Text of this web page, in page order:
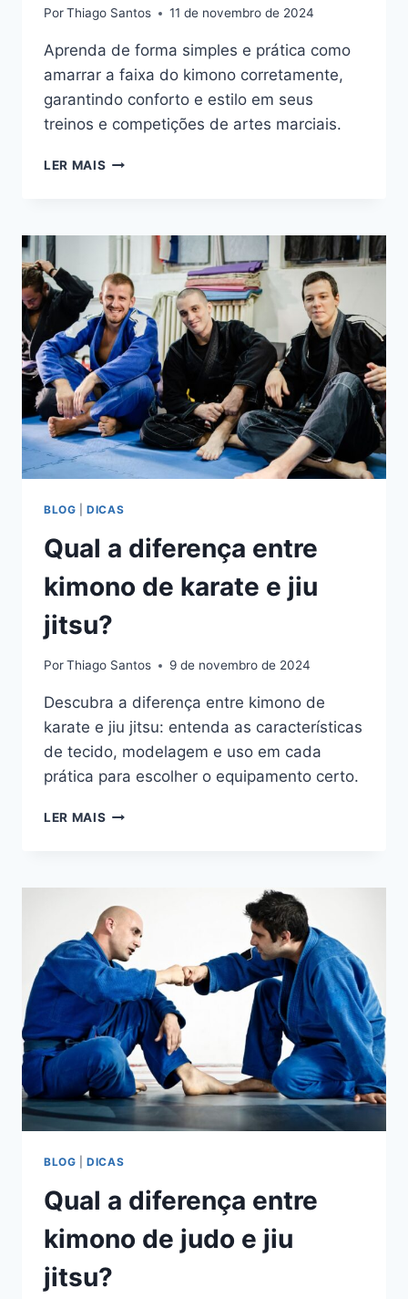
PorThiago Santos 11 de novembro de 2024
Aprenda de forma simples e prática como
amarrar a faixa do kimono corretamente,
garantindo conforto e estilo em seus
treinos e competições de artes marciais.
LER MAIS COMO
DO
KIMONO:
GUIA
SIMPLES
E
PASSO
A
PASSO
BLOG |DICAS
Qual a diferença entre
kimono de karate e jiu
jitsu?
PorThiago Santos 9 de novembro de 2024
Descubra a diferença entre kimono de
karate e jiu jitsu: entenda as características
de tecido, modelagem e uso em cada
prática para escolher o equipamento certo.
LER MAIS QUAL
DE
KARATE
E
JIU
JITSU?
BLOG |DICAS
Qual a diferença entre
kimono de judo e jiu
jitsu?